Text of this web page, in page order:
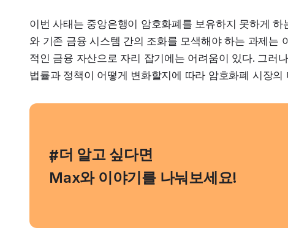
이번 사태는 중앙은행이 암호화폐를 보유하지 못하게
와 기존 금융 시스템 간의 조화를 모색해야 하는 과제는
적인 금융 자산으로 자리 잡기에는 어려움이 있다. 그러
법률과 정책이 어떻게 변화할지에 따라 암호화폐 시장의
#
, 더 알고 싶다면
Max와 이야기를 나눠보세요!